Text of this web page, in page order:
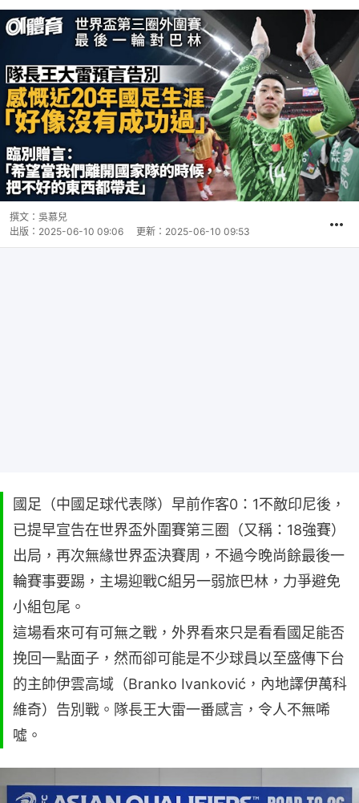
撰文： 吳慕兒
出版： 2025-06-10 09:06 更新： 2025-06-10 09:53
國足（中國足球代表隊）早前作客0：1不敵印尼後，
已提早宣告在世界盃外圍賽第三圈（又稱：18強賽）
出局，再次無緣世界盃決賽周，不過今晚尚餘最後一
輪賽事要踢，主場迎戰C組另一弱旅巴林，力爭避免
小組包尾。
這場看來可有可無之戰，外界看來只是看看國足能否
挽回一點面子，然而卻可能是不少球員以至盛傳下台
的主帥伊雲高域（Branko Ivanković，內地譯伊萬科
維奇）告別戰。隊長王大雷一番感言，令人不無唏
噓。